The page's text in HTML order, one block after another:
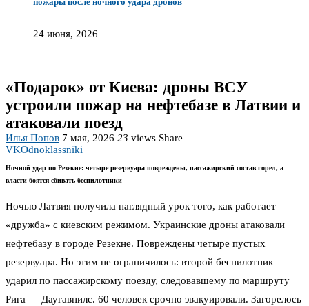
24 июня, 2026
«Подарок» от Киева: дроны ВСУ
устроили пожар на нефтебазе в Латвии и
атаковали поезд
Илья Попов 7 мая, 2026 23 views Share
VKOdnoklassniki
Ночной удар по Резекне: четыре резервуара повреждены, пассажирский состав горел, а
власти боятся сбивать беспилотники
Ночью Латвия получила наглядный урок того, как работает
«дружба» с киевским режимом. Украинские дроны атаковали
нефтебазу в городе Резекне. Повреждены четыре пустых
резервуара. Но этим не ограничилось: второй беспилотник
ударил по пассажирскому поезду, следовавшему по маршруту
Рига — Даугавпилс. 60 человек срочно эвакуировали. Загорелось